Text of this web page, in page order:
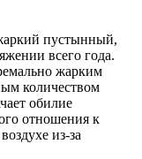
пустынный,
всего года.
жарким
количеством
обилие
отношения к
из-за